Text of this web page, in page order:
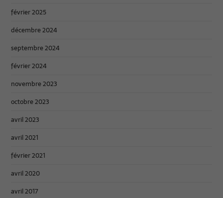
février 2025
décembre 2024
septembre 2024
février 2024
novembre 2023
octobre 2023
avril 2023
avril 2021
février 2021
avril 2020
avril 2017